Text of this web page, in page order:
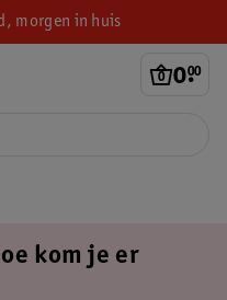
morgen in huis
0.
00
kom je er